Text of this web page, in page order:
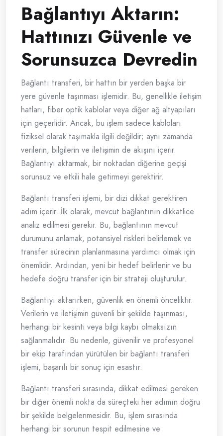
Bağlantıyı Aktarın:
Hattınızı Güvenle ve
Sorunsuzca Devredin
Bağlantı transferi, bir hattın bir yerden başka bir
yere güvenle taşınması işlemidir. Bu, genellikle iletişim
hatları, fiber optik kablolar veya diğer ağ altyapıları
için geçerlidir. Ancak, bu işlem sadece kabloları
fiziksel olarak taşımakla ilgili değildir; aynı zamanda
verilerin, bilgilerin ve iletişimin de akışını içerir.
Bağlantıyı aktarmak, bir noktadan diğerine geçişi
sorunsuz ve etkili hale getirmeyi gerektirir.
Bağlantı transferi işlemi, bir dizi dikkat gerektiren
adım içerir. İlk olarak, mevcut bağlantının dikkatlice
analiz edilmesi gerekir. Bu, bağlantının mevcut
durumunu anlamak, potansiyel riskleri belirlemek ve
transfer sürecinin planlanmasına yardımcı olmak için
önemlidir. Ardından, yeni bir hedef belirlenir ve bu
hedefe doğru transfer için bir strateji oluşturulur.
Bağlantıyı aktarırken, güvenlik en önemli önceliktir.
Verilerin ve iletişimin güvenli bir şekilde taşınması,
herhangi bir kesinti veya bilgi kaybı olmaksızın
sağlanmalıdır. Bu nedenle, güvenilir ve profesyonel
bir ekip tarafından yürütülen bir bağlantı transferi
işlemi, başarılı bir sonuç için esastır.
Bağlantı transferi sırasında, dikkat edilmesi gereken
bir diğer önemli nokta da süreçteki her adımın doğru
bir şekilde belgelenmesidir. Bu, işlem sırasında
herhangi bir sorunun tespit edilmesine ve